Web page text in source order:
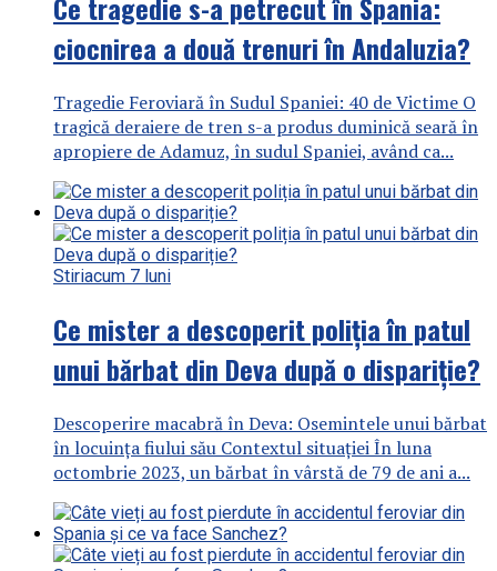
ciocnirea a două trenuri în Andaluzia?
Tragedie Feroviară în Sudul Spaniei: 40 de Victime O
tragică deraiere de tren s-a produs duminică seară în
apropiere de Adamuz, în sudul Spaniei, având ca...
Stiriacum 7 luni
Ce mister a descoperit poliția în patul
unui bărbat din Deva după o dispariție?
Descoperire macabră în Deva: Osemintele unui bărbat
în locuința fiului său Contextul situației În luna
octombrie 2023, un bărbat în vârstă de 79 de ani a...